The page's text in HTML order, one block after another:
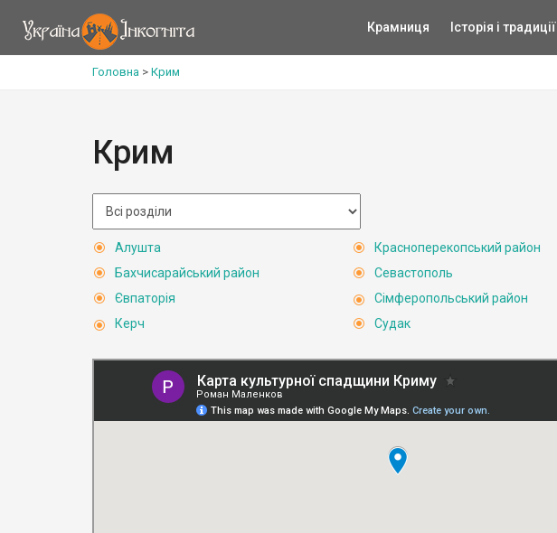
Крамниця Історія і традиції
Головна > Крим
Крим
Алушта
Бахчисарайський район
Євпаторія
Керч
Красноперекопський район
Севастополь
Сімферопольський район
Судак